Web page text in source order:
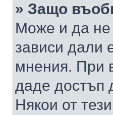
» Защо
Може и да не
зависи дали
мнения. При
даде достъп
Някои от